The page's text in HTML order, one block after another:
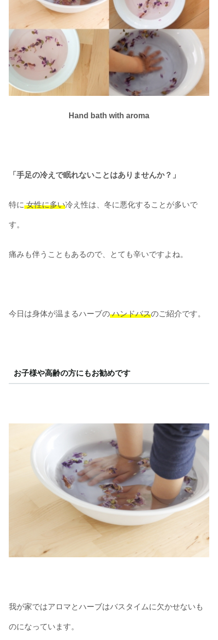
Hand bath with aroma
「手足の冷えで眠れないことはありませんか？」
特に女性に多い冷え性は、冬に悪化することが多いで
す。
痛みも伴うこともあるので、とても辛いですよね。
今日は身体が温まるハーブのハンドバスのご紹介です。
お子様や高齢の方にもお勧めです
我が家ではアロマとハーブはバスタイムに欠かせないも
のになっています。